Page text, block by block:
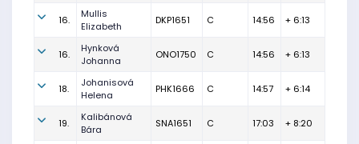
16.
Mullis
Elizabeth
DKP1651 C 14:56 + 6:13
16.
Hynková
Johanna
ONO1750 C 14:56 + 6:13
18.
Johanisová
Helena
PHK1666 C 14:57 + 6:14
19.
Kalibánová
Bára
SNA1651 C 17:03 + 8:20